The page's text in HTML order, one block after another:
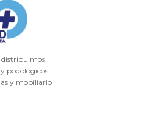
podológicos.
y mobiliario